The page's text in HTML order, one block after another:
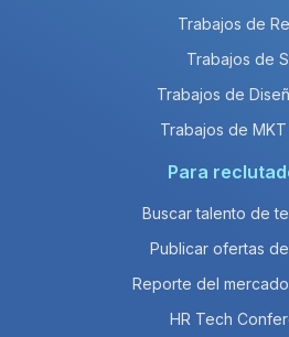
Trabajos de
Trabajos de
Trabajos de
Trabajos de MKT
Para
Buscar talento de
Publicar ofertas
Reporte del
HR Tech